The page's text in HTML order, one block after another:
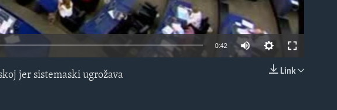
0:42
Link
jer sistemaski ugrožava